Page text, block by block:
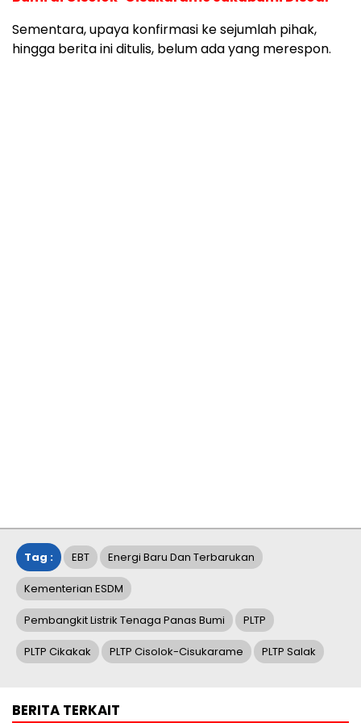
Sementara, upaya konfirmasi ke sejumlah pihak,
hingga berita ini ditulis, belum ada yang merespon.
Tag : EBT Energi Baru Dan Terbarukan
Kementerian ESDM
Pembangkit Listrik Tenaga Panas Bumi PLTP
PLTP Cikakak PLTP Cisolok-Cisukarame PLTP Salak
BERITA TERKAIT